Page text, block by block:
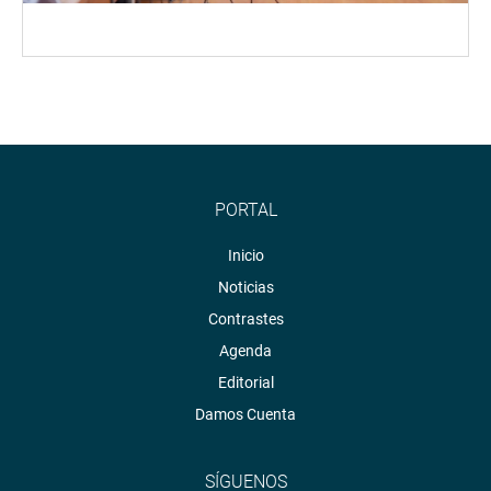
PORTAL
Inicio
Noticias
Contrastes
Agenda
Editorial
Damos Cuenta
SÍGUENOS